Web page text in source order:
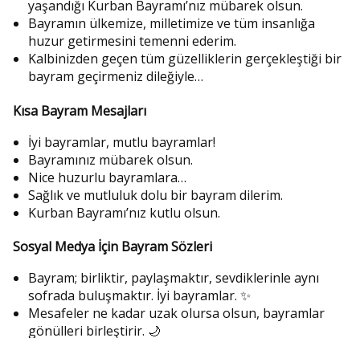
yaşandığı Kurban Bayramı’nız mübarek olsun.
Bayramın ülkemize, milletimize ve tüm insanlığa
huzur getirmesini temenni ederim.
Kalbinizden geçen tüm güzelliklerin gerçekleştiği bir
bayram geçirmeniz dileğiyle…
Kısa Bayram Mesajları
İyi bayramlar, mutlu bayramlar!
Bayramınız mübarek olsun.
Nice huzurlu bayramlara…
Sağlık ve mutluluk dolu bir bayram dilerim.
Kurban Bayramı’nız kutlu olsun.
Sosyal Medya İçin Bayram Sözleri
Bayram; birliktir, paylaşmaktır, sevdiklerinle aynı
sofrada buluşmaktır. İyi bayramlar. ✨
Mesafeler ne kadar uzak olursa olsun, bayramlar
gönülleri birleştirir. 🌙